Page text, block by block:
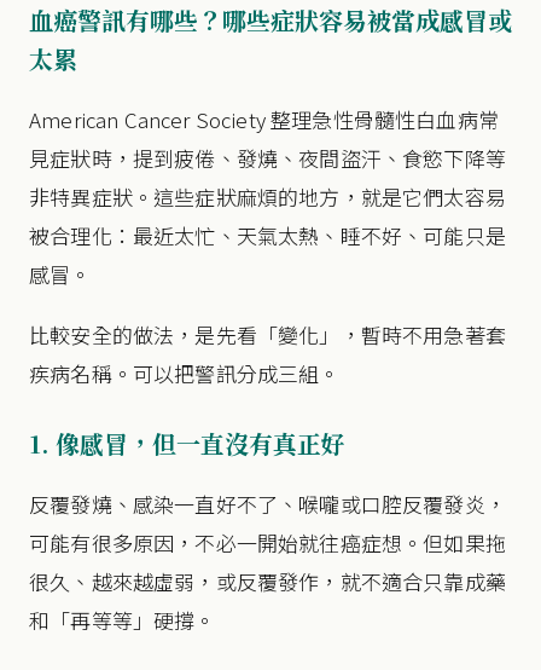
血癌警訊有哪些？哪些症狀容易被當成感冒或
太累
American Cancer Society 整理急性骨髓性白血病常
見症狀時，提到疲倦、發燒、夜間盜汗、食慾下降等
非特異症狀。這些症狀麻煩的地方，就是它們太容易
被合理化：最近太忙、天氣太熱、睡不好、可能只是
感冒。
比較安全的做法，是先看「變化」，暫時不用急著套
疾病名稱。可以把警訊分成三組。
1. 像感冒，但一直沒有真正好
反覆發燒、感染一直好不了、喉嚨或口腔反覆發炎，
可能有很多原因，不必一開始就往癌症想。但如果拖
很久、越來越虛弱，或反覆發作，就不適合只靠成藥
和「再等等」硬撐。